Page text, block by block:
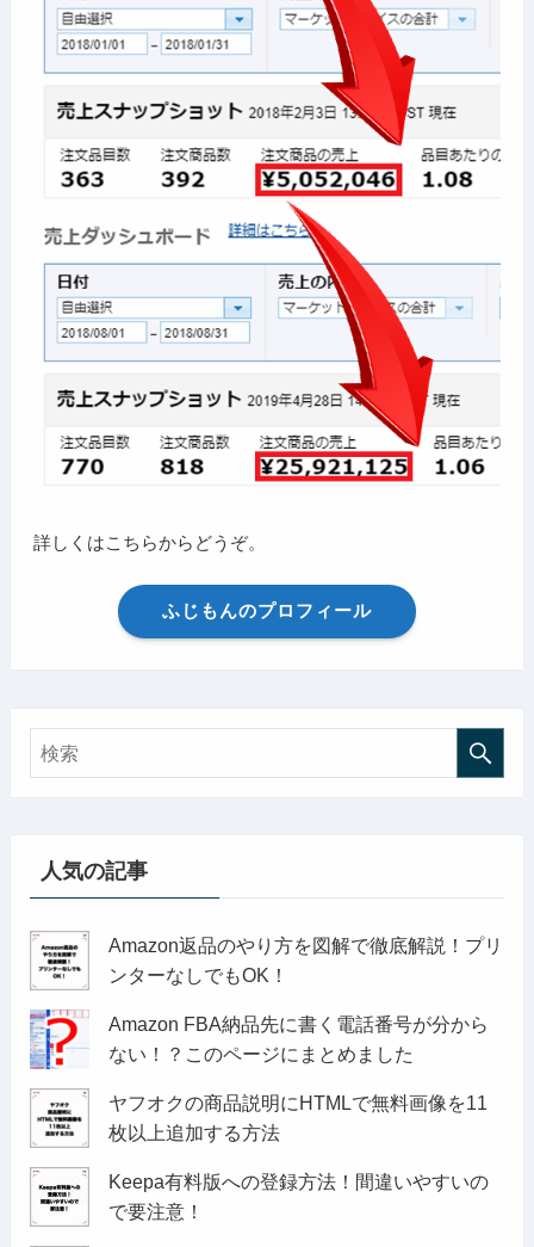
詳しくはこちらからどうぞ。
ふじもんのプロフィール
人気の記事
Amazon返品のやり方を図解で徹底解説！プリ
ンターなしでもOK！
Amazon FBA納品先に書く電話番号が分から
ない！？このページにまとめました
ヤフオクの商品説明にHTMLで無料画像を11
枚以上追加する方法
Keepa有料版への登録方法！間違いやすいの
で要注意！